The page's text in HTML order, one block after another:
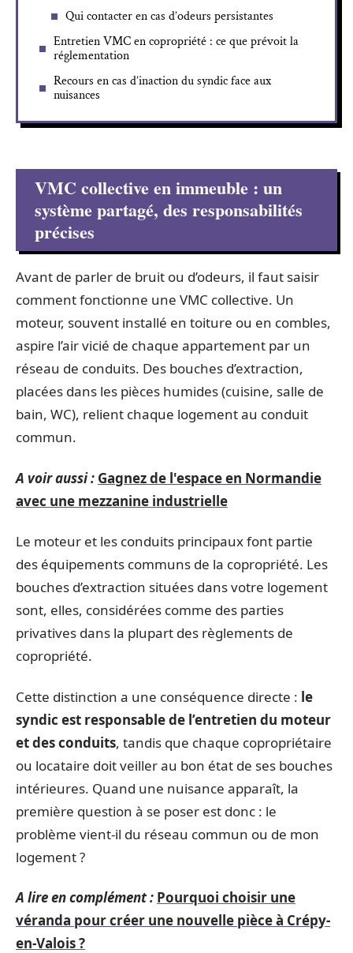
Qui contacter en cas d’odeurs persistantes
Entretien VMC en copropriété : ce que prévoit la
réglementation
Recours en cas d’inaction du syndic face aux
nuisances
VMC collective en immeuble : un
système partagé, des responsabilités
précises
Avant de parler de bruit ou d’odeurs, il faut saisir
comment fonctionne une VMC collective. Un
moteur, souvent installé en toiture ou en combles,
aspire l’air vicié de chaque appartement par un
réseau de conduits. Des bouches d’extraction,
placées dans les pièces humides (cuisine, salle de
bain, WC), relient chaque logement au conduit
commun.
A voir aussi : Gagnez de l'espace en Normandie
avec une mezzanine industrielle
Le moteur et les conduits principaux font partie
des équipements communs de la copropriété. Les
bouches d’extraction situées dans votre logement
sont, elles, considérées comme des parties
privatives dans la plupart des règlements de
copropriété.
Cette distinction a une conséquence directe : le
syndic est responsable de l’entretien du moteur
et des conduits, tandis que chaque copropriétaire
ou locataire doit veiller au bon état de ses bouches
intérieures. Quand une nuisance apparaît, la
première question à se poser est donc : le
problème vient-il du réseau commun ou de mon
logement ?
A lire en complément : Pourquoi choisir une
véranda pour créer une nouvelle pièce à Crépy-
en-Valois ?